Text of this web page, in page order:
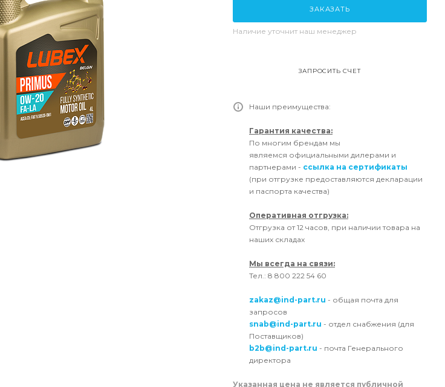
ЗАКАЗАТЬ
Наличие уточнит наш менеджер
ЗАПРОСИТЬ СЧЕТ
Наши преимущества:
Гарантия качества:
По многим брендам мы
являемся официальными дилерами и
партнерами - ссылка на сертификаты
(при отгрузке предоставляются декларации
и паспорта качества)
Оперативная отгрузка:
Отгрузка от 12 часов, при наличии товара на
наших складах
Мы всегда на связи:
Тел.: 8 800 222 54 60
zakaz@ind-part.ru - общая почта для
запросов
snab@ind-part.ru - отдел снабжения (для
Поставщиков)
b2b@ind-part.ru - почта Генерального
директора
Указанная цена не является публичной